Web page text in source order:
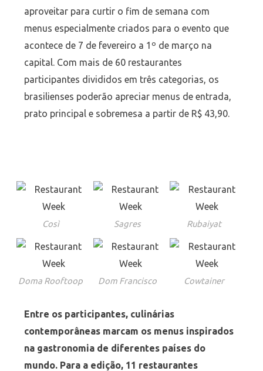
aproveitar para curtir o fim de semana com
menus especialmente criados para o evento que
acontece de 7 de fevereiro a 1º de março na
capital. Com mais de 60 restaurantes
participantes divididos em três categorias, os
brasilienses poderão apreciar menus de entrada,
prato principal e sobremesa a partir de R$ 43,90.
Così Sagres Rubaiyat
Doma Rooftoop Dom Francisco Cowtainer
Entre os participantes, culinárias
contemporâneas marcam os menus inspirados
na gastronomia de diferentes países do
mundo. Para a edição, 11 restaurantes